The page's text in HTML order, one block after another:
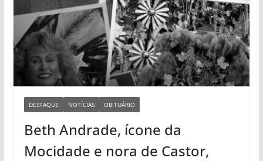
DESTAQUE NOTÍCIAS OBITUÁRIO
Beth Andrade, ícone da
Mocidade e nora de Castor,